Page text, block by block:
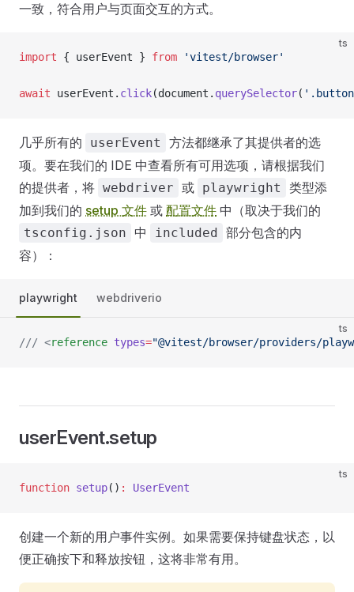
一致，符合用户与页面交互的方式。
ts
import { userEvent } from 'vitest/browser'
await userEvent. click(document. querySelector(
几乎所有的 userEvent
方法都继承了其提供者的选
项。要在我们的 IDE 中查看所有可用选项，请根据我们
的提供者，将 webdriver 或 playwright
类型添
加到我们的 setup 文件 或 配置文件 中（取决于我们的
tsconfig.json 中 included 部分包含的内
容）：
playwright webdriverio
ts
/// <reference types="@vitest/browser/providers/
userEvent.setup
ts
function setup() : UserEvent
创建一个新的用户事件实例。如果需要保持键盘状态，以
便正确按下和释放按钮，这将非常有用。